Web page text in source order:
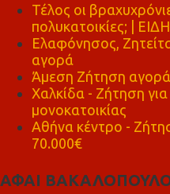
Τέλος οι
πολυκατοικίες; |
Ελαφόνησος,
αγορά
Άμεση Ζήτηση
Χαλκίδα - Ζήτηση
μονοκατοικίας
Αθήνα κέντρο -
70.000€
ΑΦΑΙ